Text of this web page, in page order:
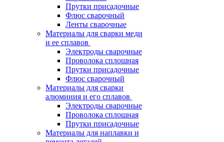
Прутки присадочные
Флюс сварочный
Ленты сварочные
Материалы для сварки меди
и ее сплавов
Электроды сварочные
Проволока сплошная
Прутки присадочные
Флюс сварочный
Материалы для сварки
алюминия и его сплавов
Электроды сварочные
Проволока сплошная
Прутки присадочные
Материалы для наплавки и